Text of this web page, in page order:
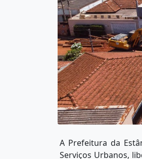
A Prefeitura da
Serviços Urbanos,